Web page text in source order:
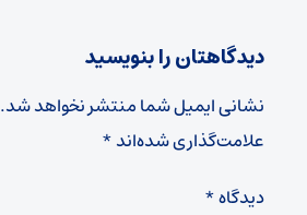
دیدگاهتان را بنویسید
نشانی ایمیل شما منتشر نخواهد شد.
علامت‌گذاری شده‌اند*
دیدگاه*